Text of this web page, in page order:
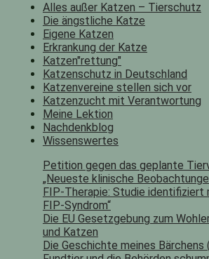
Alles außer Katzen – Tierschutz
Die ängstliche Katze
Eigene Katzen
Erkrankung der Katze
Katzen"rettung"
Katzenschutz in Deutschland
Katzenvereine stellen sich vor
Katzenzucht mit Verantwortung
Meine Lektion
Nachdenkblog
Wissenswertes
Petition gegen das geplante
„Neueste klinische
FIP-Therapie: Studie identifiziert
FIP-Syndrom“
Die EU Gesetzgebung zum
und Katzen
Die Geschichte meines Bärchens